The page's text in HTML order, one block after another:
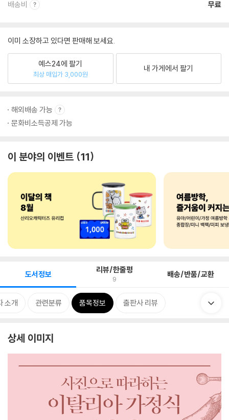
배송비 무료
이미 소장하고 있다면 판매해 보세요.
예스24에 팔기
최상 매입가 3,000원
내 가게에서 팔기
해외배송 가능
문화비소득공제 가능
이 분야의 이벤트 11
도서정보 리뷰/한줄평
9 배송/반품/교환
소개 관련분류 품목정보 출판사 리뷰
상세 이미지